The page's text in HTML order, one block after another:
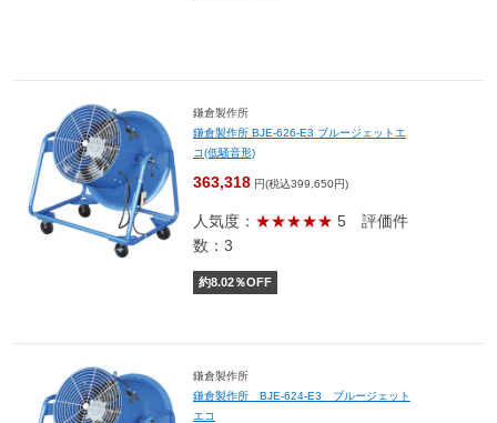
鎌倉製作所
鎌倉製作所 BJE-626-E3 ブルージェットエ
コ(低騒音形)
363,318 円(税込399,650円)
人気度： ★★★★★ 5 評価件
数：3
約8.02％OFF
鎌倉製作所
鎌倉製作所 BJE-624-E3 ブルージェット
エコ